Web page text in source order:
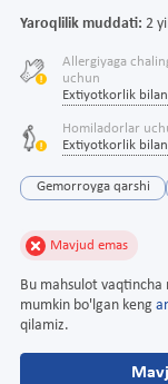
Yaroqlilik muddati: 2
Allergiyaga
uchun
Extiyotkorlik bilan
Homiladorlar
Extiyotkorlik bilan
Gemorroyga qarshi
Mavjud emas
Bu mahsulot
mumkin bo'lgan keng
qilamiz.